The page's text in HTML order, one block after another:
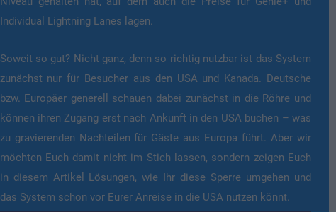
Individual Lightning Lanes lagen.
Soweit so gut? Nicht ganz, denn so richtig nutzbar ist das System
zunächst nur für Besucher aus den USA und Kanada. Deutsche
bzw. Europäer generell schauen dabei zunächst in die Röhre und
können ihren Zugang erst nach Ankunft in den USA buchen – was
zu gravierenden Nachteilen für Gäste aus Europa führt. Aber wir
möchten Euch damit nicht im Stich lassen, sondern zeigen Euch
in diesem Artikel Lösungen, wie Ihr diese Sperre umgehen und
das System schon vor Eurer Anreise in die USA nutzen könnt.